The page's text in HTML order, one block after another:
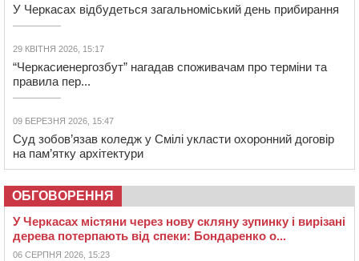
У Черкасах відбудеться загальноміський день прибирання
29 КВІТНЯ 2026, 15:17
“Черкасиенергозбут” нагадав споживачам про терміни та
правила пер...
09 БЕРЕЗНЯ 2026, 15:47
Суд зобов’язав коледж у Смілі укласти охоронний договір
на пам’ятку архітектури
ОБГОВОРЕННЯ
У Черкасах містяни через нову скляну зупинку і вирізані
дерева потерпають від спеки: Бондаренко о...
06 СЕРПНЯ 2026, 15:23